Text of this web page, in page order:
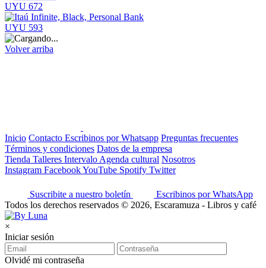
UYU 672
UYU 593
Volver arriba
Inicio Contacto Escribinos por Whatsapp Preguntas frecuentes
Términos y condiciones Datos de la empresa
Tienda Talleres Intervalo Agenda cultural Nosotros
Instagram FacebookYouTube Spotify Twitter
Suscribite a nuestro boletín
Escribinos por WhatsApp
Todos los derechos reservados © 2026, Escaramuza - Libros y café
×
Iniciar sesión
Olvidé mi contraseña